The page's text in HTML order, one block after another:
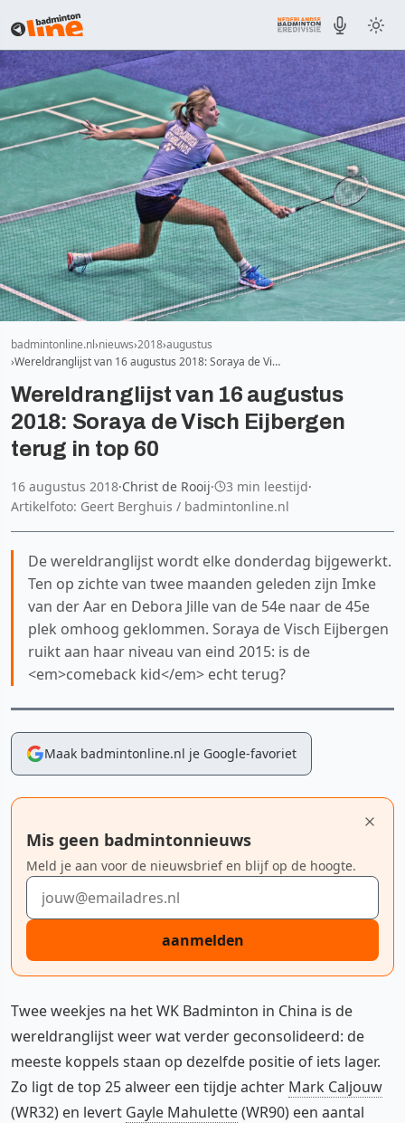
badmintonline.nl nieuws 2018 augustus
Wereldranglijst van 16 augustus 2018: Soraya de Vi…
Wereldranglijst van 16 augustus
2018: Soraya de Visch Eijbergen
terug in top 60
16 augustus 2018·Christ de Rooij· 3 min leestijd·
Artikelfoto: Geert Berghuis / badmintonline.nl
De wereldranglijst wordt elke donderdag bijgewerkt.
Ten op zichte van twee maanden geleden zijn Imke
van der Aar en Debora Jille van de 54e naar de 45e
plek omhoog geklommen. Soraya de Visch Eijbergen
ruikt aan haar niveau van eind 2015: is de
<em>comeback kid</em> echt terug?
Maak badmintonline.nl je Google-favoriet
Mis geen badmintonnieuws
Meld je aan voor de nieuwsbrief en blijf op de hoogte.
E-mailadres
aanmelden
Twee weekjes na het WK Badminton in China is de
wereldranglijst weer wat verder geconsolideerd: de
meeste koppels staan op dezelfde positie of iets lager.
Zo ligt de top 25 alweer een tijdje achter Mark Caljouw
(WR32) en levert Gayle Mahulette(WR90) een aantal